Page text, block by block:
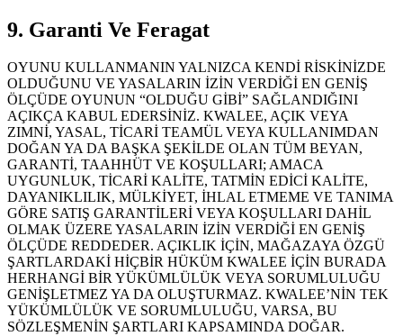
9. Garanti Ve Feragat
OYUNU KULLANMANIN YALNIZCA KENDİ RİSKİNİZDE
OLDUĞUNU VE YASALARIN İZİN VERDİĞİ EN GENİŞ
ÖLÇÜDE OYUNUN “OLDUĞU GİBİ” SAĞLANDIĞINI
AÇIKÇA KABUL EDERSİNİZ. KWALEE, AÇIK VEYA
ZIMNİ, YASAL, TİCARİ TEAMÜL VEYA KULLANIMDAN
DOĞAN YA DA BAŞKA ŞEKİLDE OLAN TÜM BEYAN,
GARANTİ, TAAHHÜT VE KOŞULLARI; AMACA
UYGUNLUK, TİCARİ KALİTE, TATMİN EDİCİ KALİTE,
DAYANIKLILIK, MÜLKİYET, İHLAL ETMEME VE TANIMA
GÖRE SATIŞ GARANTİLERİ VEYA KOŞULLARI DAHİL
OLMAK ÜZERE YASALARIN İZİN VERDİĞİ EN GENİŞ
ÖLÇÜDE REDDEDER. AÇIKLIK İÇİN, MAĞAZAYA ÖZGÜ
ŞARTLARDAKİ HİÇBİR HÜKÜM KWALEE İÇİN BURADA
HERHANGİ BİR YÜKÜMLÜLÜK VEYA SORUMLULUĞU
GENİŞLETMEZ YA DA OLUŞTURMAZ. KWALEE’NİN TEK
YÜKÜMLÜLÜK VE SORUMLULUĞU, VARSA, BU
SÖZLEŞMENİN ŞARTLARI KAPSAMINDA DOĞAR.